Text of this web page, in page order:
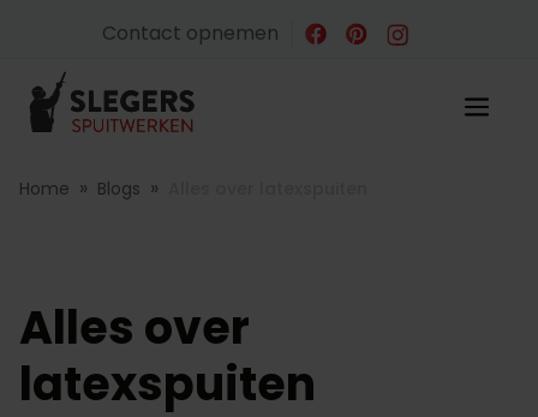
Contact opnemen
Home » Blogs »
Alles over
latexspuiten